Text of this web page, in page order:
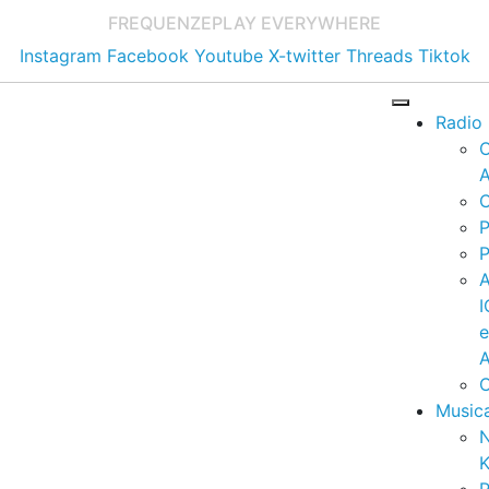
FREQUENZEPLAY EVERYWHERE
Instagram Facebook Youtube X-twitter Threads Tiktok
Radio
e